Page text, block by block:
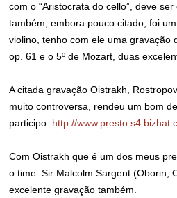
com o “Aristocrata do cello”, deve
também, embora pouco citado, foi
violino, tenho com ele uma gravação
op. 61 e o 5º de Mozart, duas
A citada gravação Oistrakh,
muito controversa, rendeu um bom
participo: http://
Com Oistrakh que é um dos meus
o time: Sir Malcolm Sargent (Oborin,
excelente gravação também.